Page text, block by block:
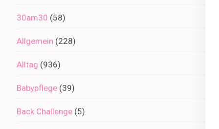
30am30 (58)
Allgemein (228)
Alltag (936)
Babypflege (39)
Back Challenge (5)